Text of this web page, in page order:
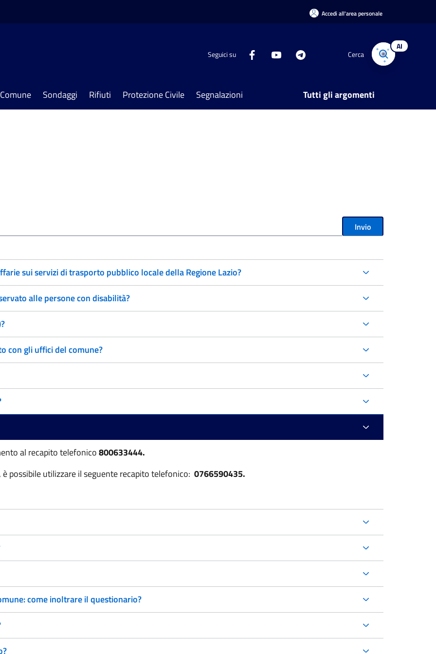
Accedi all'area personale
Seguici su Cerca
AI
Sondaggi Rifiuti Protezione Civile Segnalazioni Tutti gli argomenti
Invio
sui servizi di trasporto pubblico locale della Regione Lazio?
alle persone con disabilità?
con gli uffici del comune?
al recapito telefonico800633444.
possibile utilizzare il seguente recapito telefonico: 0766590435.
come inoltrare il questionario?